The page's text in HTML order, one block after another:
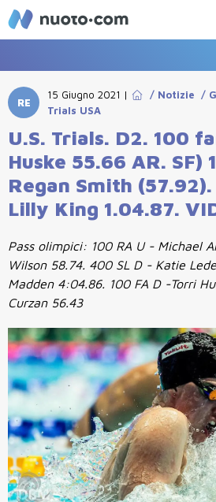
RE
15 Giugno 2021 | / Notizie /
Trials USA
U.S. Trials. D2. 100
Huske 55.66 AR. SF)
Regan Smith
Lilly King 1.04.87.
Pass olimpici: 100 RA U - Michael
Wilson 58.74. 400 SL D - Katie
Madden 4:04.86. 100 FA D -Torri
Curzan 56.43